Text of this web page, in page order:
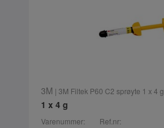
3M | 3M Filtek P60 C2 sprøyte 1 x 4 g
1 x 4 g
Varenummer: Ref.nr: